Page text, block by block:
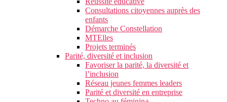
Consultations citoyennes auprès des
enfants
Démarche Constellation
MTElles
Projets terminés
Parité, diversité et inclusion
Favoriser la parité, la diversité et
l’inclusion
Réseau jeunes femmes leaders
Parité et diversité en entreprise